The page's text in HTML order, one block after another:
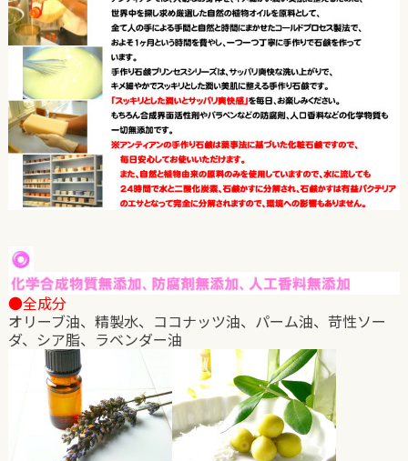
●全成分
オリーブ油、精製水、ココナッツ油、パーム油、苛性ソー
ダ、シア脂、ラベンダー油